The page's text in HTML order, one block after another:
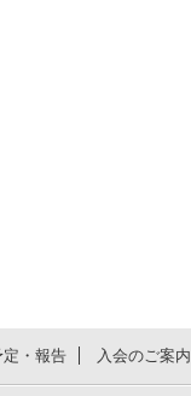
・報告 入会のご案